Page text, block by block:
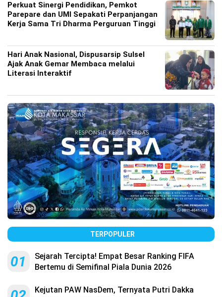
Perkuat Sinergi Pendidikan, Pemkot
Parepare dan UMI Sepakati Perpanjangan
Kerja Sama Tri Dharma Perguruan Tinggi
Hari Anak Nasional, Dispusarsip Sulsel
Ajak Anak Gemar Membaca melalui
Literasi Interaktif
TERPOPULER
01
Sejarah Tercipta! Empat Besar Ranking FIFA
Bertemu di Semifinal Piala Dunia 2026
Kejutan PAW NasDem, Ternyata Putri Dakka